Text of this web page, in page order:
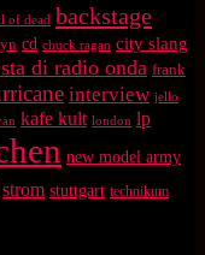
of dead backstage
cd chuck ragan city slang
di radio onda frank
interview jello
kafe kult london lp
new model army
strom stuttgart technikum